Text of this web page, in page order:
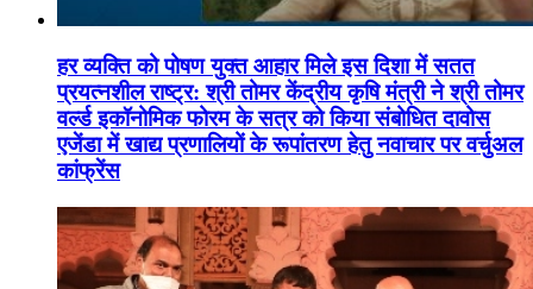
हर व्यक्ति को पोषण युक्त आहार मिले इस दिशा में सतत
प्रयत्नशील राष्ट्र: श्री तोमर केंद्रीय कृषि मंत्री ने श्री तोमर
वर्ल्ड इकॉनोमिक फोरम के सत्र को किया संबोधित दावोस
एजेंडा में खाद्य प्रणालियों के रूपांतरण हेतु नवाचार पर वर्चुअल
कांफ्रेंस